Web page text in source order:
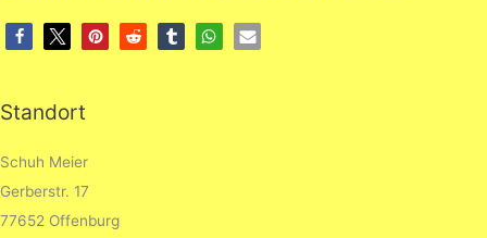
Standort
Schuh Meier
Gerberstr. 17
77652 Offenburg